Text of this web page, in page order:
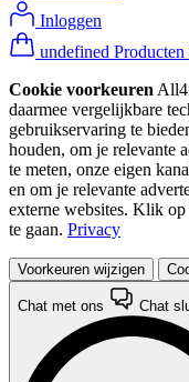
Inloggen
undefined
Cookie voorkeuren
daarmee vergelijkbare
gebruikservaring te
houden, om je relevante
te meten, onze eigen
en om je relevante
externe websites. Klik
te gaan. Privacy
Voorkeuren wijzigen
Chat met ons Chat